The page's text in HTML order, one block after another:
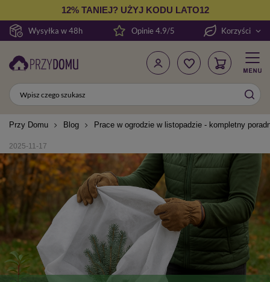
Wysyłka w 48h
12% TANIEJ? UŻYJ KODU LATO12
Opinie 4.9/5 Korzyści
Przy Domu Blog Prace w ogrodzie w listopadzie - kompletny
2025-11-17